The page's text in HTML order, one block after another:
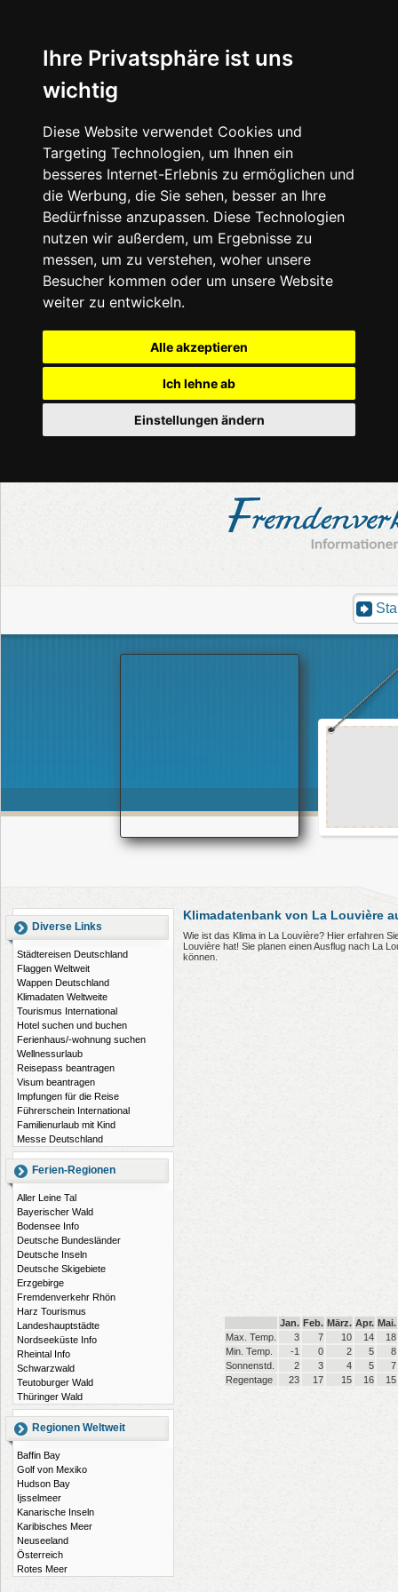
Ihre Privatsphäre ist uns
wichtig
Diese Website verwendet Cookies und
Targeting Technologien, um Ihnen ein
besseres Internet-Erlebnis zu ermöglichen und
die Werbung, die Sie sehen, besser an Ihre
Bedürfnisse anzupassen. Diese Technologien
nutzen wir außerdem, um Ergebnisse zu
messen, um zu verstehen, woher unsere
Besucher kommen oder um unsere Website
weiter zu entwickeln.
Alle akzeptieren
Ich lehne ab
Einstellungen ändern
Diverse Links
Städtereisen Deutschland
Flaggen Weltweit
Wappen Deutschland
Klimadaten Weltweite
Tourismus International
Hotel suchen und buchen
Ferienhaus/-wohnung suchen
Wellnessurlaub
Reisepass beantragen
Visum beantragen
Impfungen für die Reise
Führerschein International
Familienurlaub mit Kind
Messe Deutschland
Ferien-Regionen
Aller Leine Tal
Bayerischer Wald
Bodensee Info
Deutsche Bundesländer
Deutsche Inseln
Deutsche Skigebiete
Erzgebirge
Fremdenverkehr Rhön
Harz Tourismus
Landeshauptstädte
Nordseeküste Info
Rheintal Info
Schwarzwald
Teutoburger Wald
Thüringer Wald
Regionen Weltweit
Baffin Bay
Golf von Mexiko
Hudson Bay
Ijsselmeer
Kanarische Inseln
Karibisches Meer
Neuseeland
Österreich
Rotes Meer
Klimadatenbank von La Louvière
Wie ist das Klima in La Louvière? Hier erfahren
Louvière hat! Sie planen einen Ausflug nach La
können.
Jan. Feb. März. Apr. Mai.
Max. Temp.
3 7 10 14
18
Min. Temp.
-1 0 2 5
8
Sonnenstd.
2 3 4 5
7
Regentage
23 17 15 16 15